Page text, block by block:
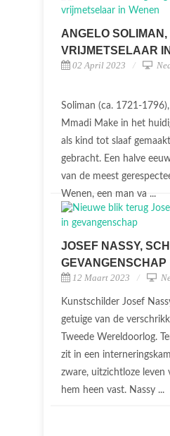
ANGELO SOLIMAN,
VRIJMETSELAAR
02 April 2023
Soliman (ca. 1721-
Mmadi Make in het
als kind tot slaaf
gebracht. Een halve
van de meest
Wenen, een man va ...
JOSEF NASSY,
GEVANGENSCHAP
12 Maart 2023
Kunstschilder Josef
getuige van de
Tweede Wereldoorlog.
zit in een
zware, uitzichtloze leven
hem heen vast. Nassy ...